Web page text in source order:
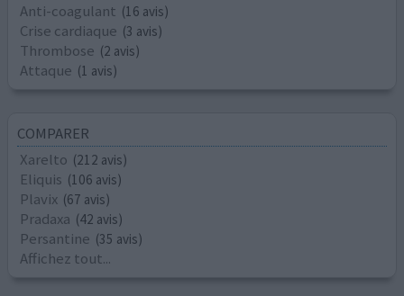
Anti-coagulant (16 avis)
Crise cardiaque (3 avis)
Thrombose (2 avis)
Attaque (1 avis)
COMPARER
Xarelto (212 avis)
Eliquis (106 avis)
Plavix (67 avis)
Pradaxa (42 avis)
Persantine (35 avis)
Affichez tout...